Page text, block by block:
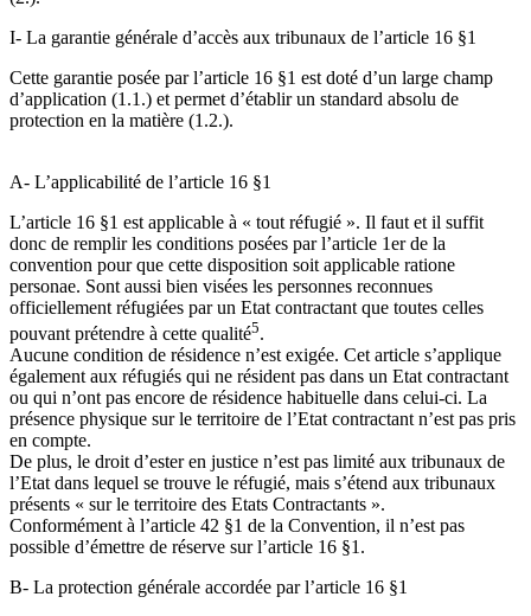
I- La garantie générale d’accès aux tribunaux de l’article 16 §1
Cette garantie posée par l’article 16 §1 est doté d’un large champ
d’application (1.1.) et permet d’établir un standard absolu de
protection en la matière (1.2.).
A- L’applicabilité de l’article 16 §1
L’article 16 §1 est applicable à « tout réfugié ». Il faut et il suffit
donc de remplir les conditions posées par l’article 1er de la
convention pour que cette disposition soit applicable ratione
personae. Sont aussi bien visées les personnes reconnues
officiellement réfugiées par un Etat contractant que toutes celles
pouvant prétendre à cette qualité5.
Aucune condition de résidence n’est exigée. Cet article s’applique
également aux réfugiés qui ne résident pas dans un Etat contractant
ou qui n’ont pas encore de résidence habituelle dans celui-ci. La
présence physique sur le territoire de l’Etat contractant n’est pas pris
en compte.
De plus, le droit d’ester en justice n’est pas limité aux tribunaux de
l’Etat dans lequel se trouve le réfugié, mais s’étend aux tribunaux
présents « sur le territoire des Etats Contractants ».
Conformément à l’article 42 §1 de la Convention, il n’est pas
possible d’émettre de réserve sur l’article 16 §1.
B- La protection générale accordée par l’article 16 §1